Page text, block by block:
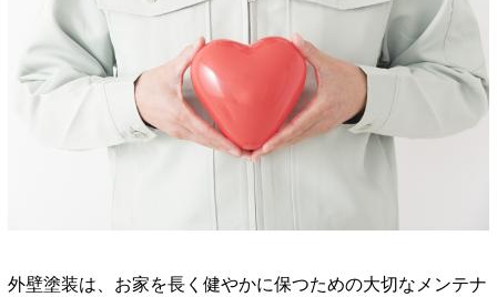
外壁塗装は、お家を長く健やかに保つための大切なメンテナ